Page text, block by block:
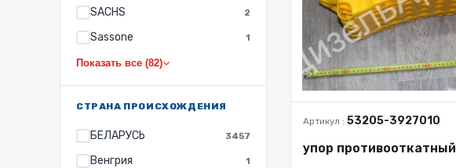
SACHS 2
Sassone 1
Показать все (82)
СТРАНА ПРОИСХОЖДЕНИЯ
БЕЛАРУСЬ 3457
Венгрия 1
Артикул : 53205-3927010
упор противооткатный